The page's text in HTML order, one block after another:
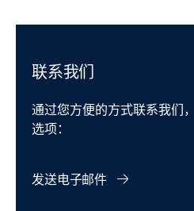
联系我们
通过您方便的方式联系我们
选项：
发送电子邮件